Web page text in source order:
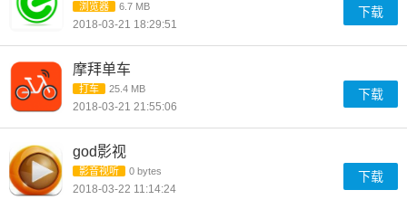
浏览器 6.7 MB
2018-03-21 18:29:51
下载
摩拜单车
打车 25.4 MB
2018-03-21 21:55:06
下载
god影视
影音视听 0 bytes
2018-03-22 11:14:24
下载